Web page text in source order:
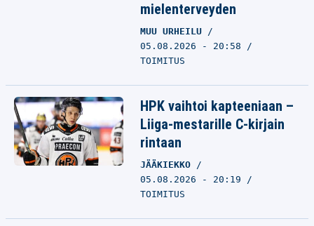
mielenterveyden
MUU URHEILU
05.08.2026 - 20:58
TOIMITUS
HPK vaihtoi kapteeniaan –
Liiga-mestarille C-kirjain
rintaan
JÄÄKIEKKO
05.08.2026 - 20:19
TOIMITUS